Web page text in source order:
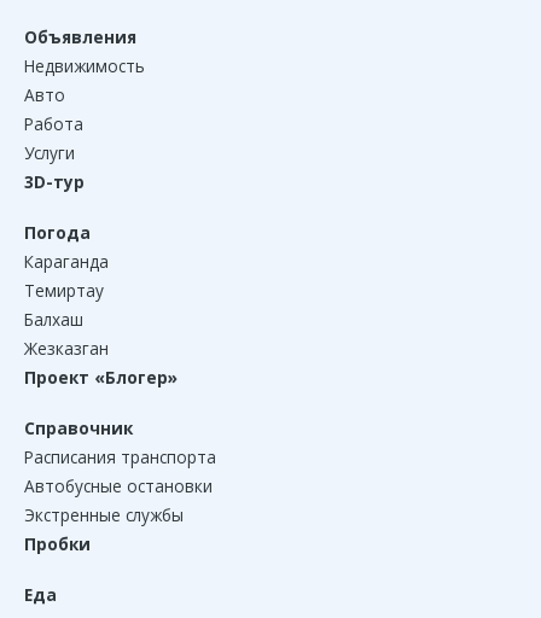
Объявления
Недвижимость
Авто
Работа
Услуги
3D-тур
Погода
Караганда
Темиртау
Балхаш
Жезказган
Проект «Блогер»
Справочник
Расписания транспорта
Автобусные остановки
Экстренные службы
Пробки
Еда